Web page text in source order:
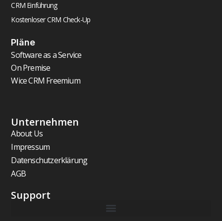
CRM Einführung
Kostenloser CRM Check-Up
Pläne
Software as a Service
On Premise
Wice CRM Freemium
Unternehmen
About Us
Impressum
Datenschutzerklärung
AGB
Support